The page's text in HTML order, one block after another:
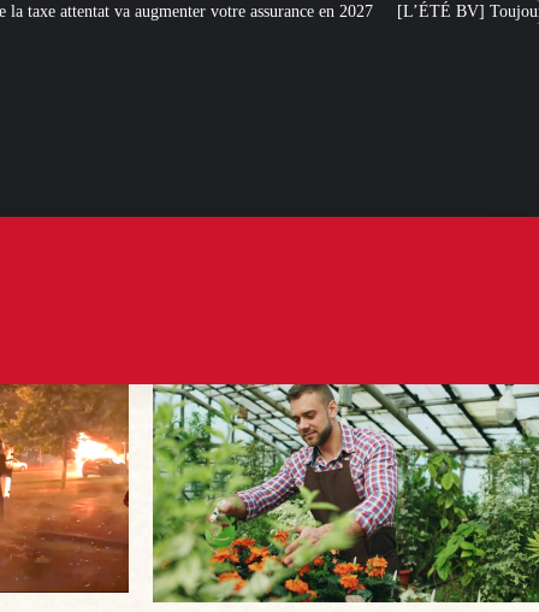
votre assurance en 2027 [L’ÉTÉ BV] Toujours plus de taxes : la